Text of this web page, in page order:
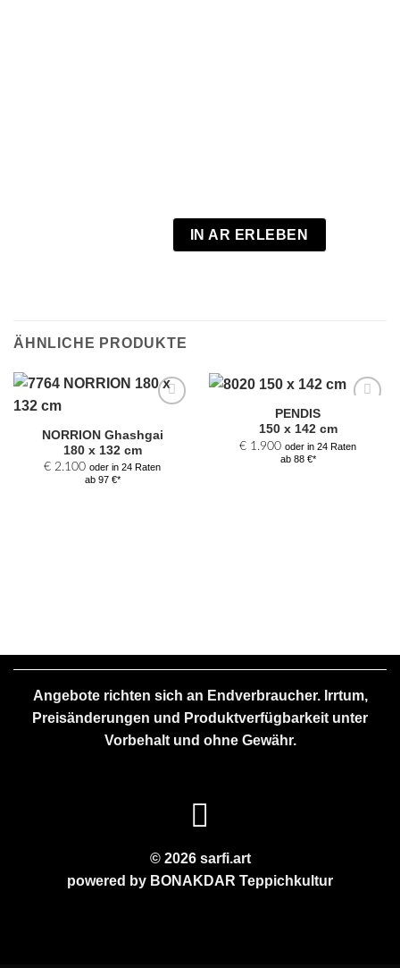
IN AR ERLEBEN
ÄHNLICHE PRODUKTE
Auswahl
hinzufügen
NORRION Ghashgai
180 x 132 cm
€ 2.100 oder in 24 Raten
ab 97 €*
Auswahl
hinzufügen
PENDIS
150 x 142 cm
€ 1.900 oder in 24 Raten
ab 88 €*
Angebote richten sich an Endverbraucher. Irrtum,
Preisänderungen und Produktverfügbarkeit unter
Vorbehalt und ohne Gewähr.
© 2026 sarfi.art
powered by BONAKDAR Teppichkultur